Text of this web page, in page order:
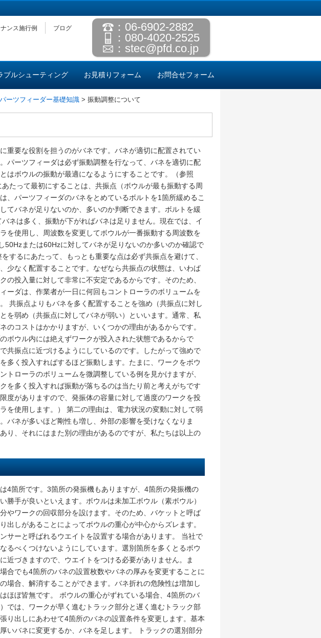
：06-6902-2882
：080-4020-2525
： stec@pfd.co.jp
ンス施行例 ブログ
ブルシューティング お見積りフォーム お問合せフォーム
パーツフィーダー基礎知識 > 振動調整について
重要な役割を担うのがバネです。バネが適切に配置されてい
パーツフィーダは必ず振動調整を行なって、バネを適切に配
はボウルの振動が最適になるようにすることです。（参照
たって最初にすることは、共振点（ボウルが最も振動する周
、パーツフィーダのバネをとめているボルトを1箇所緩めるこ
てバネが足りないのか、多いのか判断できます。ボルトを緩
ネは多く、振動が下がればバネは足りません。現在では、イ
を使用し、周波数を変更してボウルが一番振動する周波数を
50Hzまたは60Hzに対してバネが足りないのか多いのか確認で
するにあたって、もっとも重要な点は必ず共振点を避けて、
少なく配置することです。なぜなら共振点の状態は、いわば
の投入量に対して非常に不安定であるからです。そのため、
ーダは、作業者が一日に何回もコントローラのボリュームを
共振点よりもバネを多く配置することを強め（共振点に対し
を弱め（共振点に対してバネが弱い）といいます。通常、私
のコストはかかりますが、いくつかの理由があるからです。
ボウル内には絶えずワークが投入された状態であるからで
共振点に近づけるようにしているのです。したがって強めで
多く投入すればするほど振動します。たまに、ワークをボウ
トローラのボリュームを微調整している例を見かけますが、
を多く投入すれば振動が落ちるのは当たり前と考えがちです
度がありますので、発振体の容量に対して過度のワークを投
を使用します。） 第二の理由は、電力状況の変動に対して弱
バネが多いほど剛性も増し、外部の影響を受けなくなりま
り、それにはまた別の理由があるのですが、私たちは以上の
4箇所です。3箇所の発振機もありますが、4箇所の発振機の
勝手が良いといえます。ボウルは未加工ボウル（素ボウル）
やワークの回収部分を設けます。そのため、バケットと呼ば
出しがあることによってボウルの重心が中心からズレます。
サーと呼ばれるウエイトを設置する場合があります。 当社で
るべくつけないようにしています。選別箇所を多くとるボウ
近づきますので、ウエイトをつける必要がありません。ま
合でも4箇所のバネの設置枚数やバネの厚みを変更することに
場合、解消することができます。バネ折れの危険性は増加し
ほぼ皆無です。 ボウルの重心がずれている場合、4箇所のバ
では、ワークが早く進むトラック部分と遅く進むトラック部
り出しにあわせて4箇所のバネの設置条件を変更します。基本
いバネに変更するか、バネを足します。 トラックの選別部分